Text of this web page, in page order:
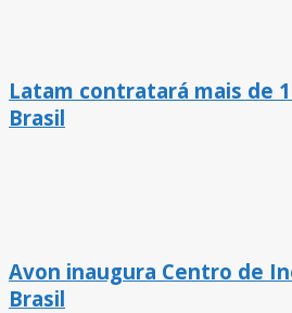
Latam contratará mais de
Brasil
Avon inaugura Centro de
Brasil